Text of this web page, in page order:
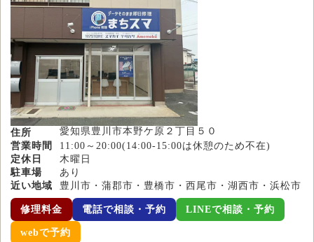
住所
愛知県豊川市本野ケ原２丁目５０
営業時間
11:00～20:00(14:00-15:00は休憩のため不在)
定休日
木曜日
駐車場
あり
近い地域
豊川市・蒲郡市・豊橋市・西尾市・湖西市・浜松市
修理料金 電話で相談・予約 LINEで相談・予約
webで予約